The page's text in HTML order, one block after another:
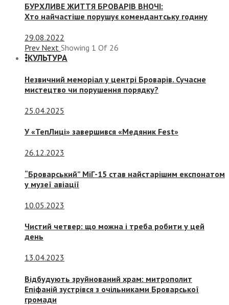
БУРХЛИВЕ ЖИТТЯ БРОВАРІВ ВНОЧІ:
Хто найчастіше порушує комендантську годину
29.08.2022
Prev Next Showing 1 Of 26
КУЛЬТУРА
Незвичний меморіал у центрі Броварів. Сучасне
мистецтво чи порушення порядку?
25.04.2025
У «ТепЛиці» завершився «Медяник Fest»
26.12.2023
“Броварський” МіГ-15 став найстарішим експонатом
у музеї авіації
10.05.2023
Чистий четвер: що можна і треба робити у цей
день
13.04.2023
Відбудують зруйнований храм: митрополит
Епіфаній зустрівся з очільниками Броварської
громади